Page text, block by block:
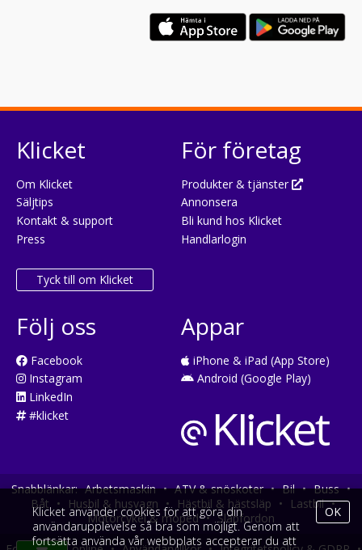
Klicket
Om Klicket
Säljtips
Kontakt & support
Press
Tyck till om Klicket
För företag
Produkter & tjänster
Annonsera
Bli kund hos Klicket
Handlarlogin
Följ oss
Facebook
Instagram
LinkedIn
#klicket
Appar
iPhone & iPad (App Store)
Android (Google Play)
Snabblänkar: Arbetsmaskin • ATV & snöskoter • Bil • Buss •
Båt • Husbil & husvagn • Hästbil & hästsläp • Lastbil •
Motorcykel & moped • Släpfordon
Klicket använder cookies för att göra din
användarupplevelse så bra som möjligt. Genom att
fortsätta använda vår webbplats accepterar du att
OK